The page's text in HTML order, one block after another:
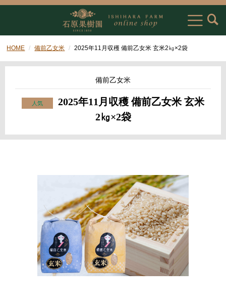
HOME 備前乙女米 2025年11月収穫 備前乙女米 玄米2㎏×2袋
備前乙女米
2025年11月収穫 備前乙女米 玄米
2㎏×2袋